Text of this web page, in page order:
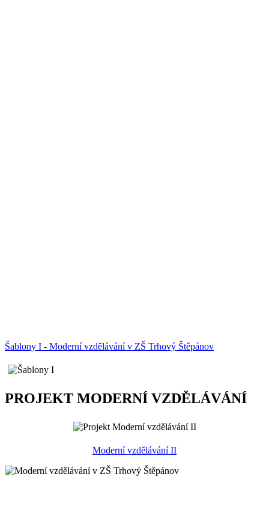
Šablony I - Moderní vzdělávání v ZŠ Trhový Štěpánov
PROJEKT MODERNÍ VZDĚLÁVÁNÍ
Moderní vzdělávání II